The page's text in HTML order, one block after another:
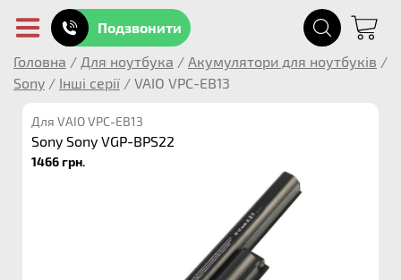
Подзвонити
Головна / Для ноутбука / Акумулятори для ноутбуків /
Sony / Інші серії / VAIO VPC-EB13
Для VAIO VPC-EB13
Sony Sony VGP-BPS22
1466 грн.